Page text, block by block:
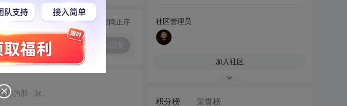
切换为时间正序
的那一款。
社区管理员
加入社区
积分榜 荣誉榜